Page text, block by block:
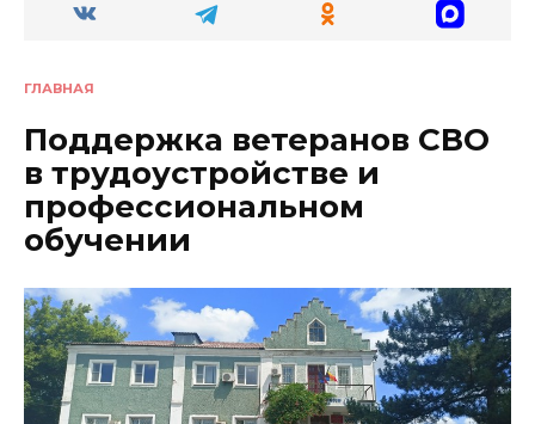
ГЛАВНАЯ
Поддержка ветеранов СВО
в трудоустройстве и
профессиональном
обучении